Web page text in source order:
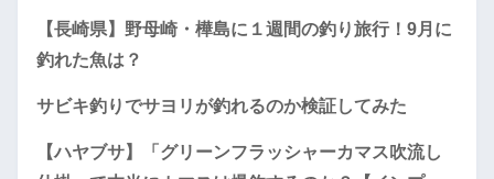
【長崎県】野母崎・樺島に１週間の釣り旅行！9月に
釣れた魚は？
サビキ釣りでサヨリが釣れるのか検証してみた
【ハヤブサ】「グリーンフラッシャーカマス吹流し